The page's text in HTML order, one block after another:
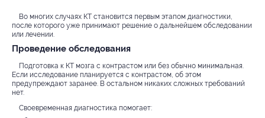
Во многих случаях КТ становится первым этапом диагностики,
после которого уже принимают решение о дальнейшем обследовании
или лечении.
Проведение обследования
Подготовка к КТ мозга с контрастом или без обычно минимальная.
Если исследование планируется с контрастом, об этом
предупреждают заранее. В остальном никаких сложных требований
нет.
Своевременная диагностика помогает: